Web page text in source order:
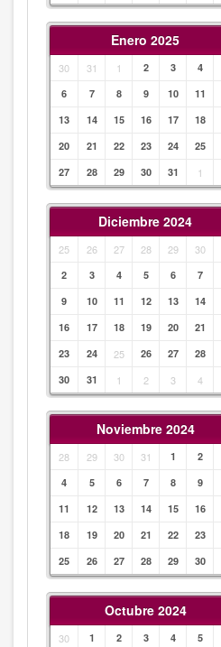
Enero 2025
30 31 1 2 3 4
6
7 8 9 10 11
13
14 15 16 17 18
20
21 22 23 24 25
27
28 29 30 31 1
Diciembre 2024
25 26 27 28 29 30
2
3 4 5 6 7
9
10 11 12 13 14
16
17 18 19 20 21
23
24 25 26 27 28
30
31 1 2 3 4
Noviembre 2024
28 29 30 31 1 2
4
5 6 7 8 9
11
12 13 14 15 16
18
19 20 21 22 23
25
26 27 28 29 30
Octubre 2024
30 1 2 3 4 5